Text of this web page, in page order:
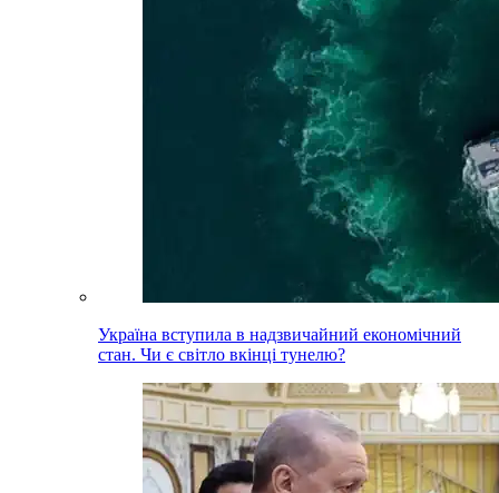
Україна вступила в надзвичайний економічний
стан. Чи є світло вкінці тунелю?